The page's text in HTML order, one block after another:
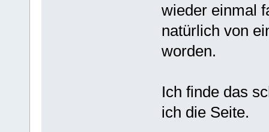
wieder einmal
natürlich von
worden.
Ich finde das
ich die Seite.